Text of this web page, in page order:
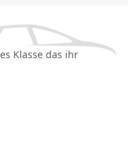
Klasse das ihr